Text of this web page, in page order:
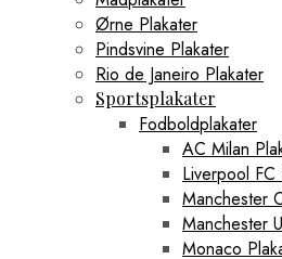
Ørne Plakater
Pindsvine Plakater
Rio de Janeiro Plakater
Sportsplakater
Fodboldplakater
AC Milan
Liverpool FC
Manchester
Manchester
Monaco